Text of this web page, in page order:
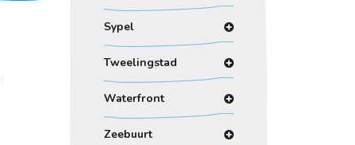
Sypel
Tweelingstad
Waterfront
Zeebuurt